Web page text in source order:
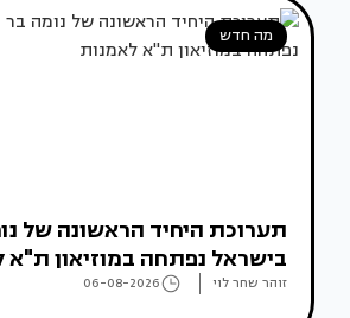
מה חדש
תערוכת היחיד הראשונה של
בישראל נפתחה במוזיאון ת"א
זוהר שחר לוי 06-08-2026